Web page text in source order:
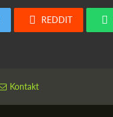
REDDIT
Kontakt